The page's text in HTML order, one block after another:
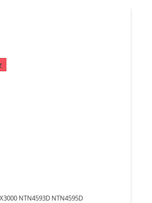
NTN4593D NTN4595D